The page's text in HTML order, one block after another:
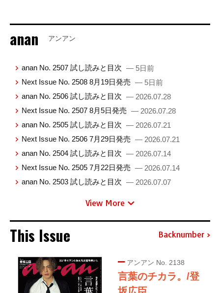
anan アンアン
anan No. 2507 試し読みと目次 — 5日前
Next Issue No. 2508 8月19日発売 — 5日前
anan No. 2506 試し読みと目次 — 2026.07.28
Next Issue No. 2507 8月5日発売 — 2026.07.28
anan No. 2505 試し読みと目次 — 2026.07.21
Next Issue No. 2506 7月29日発売 — 2026.07.21
anan No. 2504 試し読みと目次 — 2026.07.14
Next Issue No. 2505 7月22日発売 — 2026.07.14
anan No. 2503 試し読みと目次 — 2026.07.07
View More
This Issue Backnumber
アンアン No. 2138
言葉のチカラ。/登